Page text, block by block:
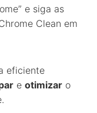
e siga as
Clean em
eficiente
e otimizar o